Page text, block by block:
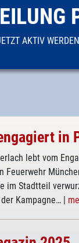
AKTIV WERDEN
in
lebt vom
Feuerwehr
im Stadtteil
Kampagne… |